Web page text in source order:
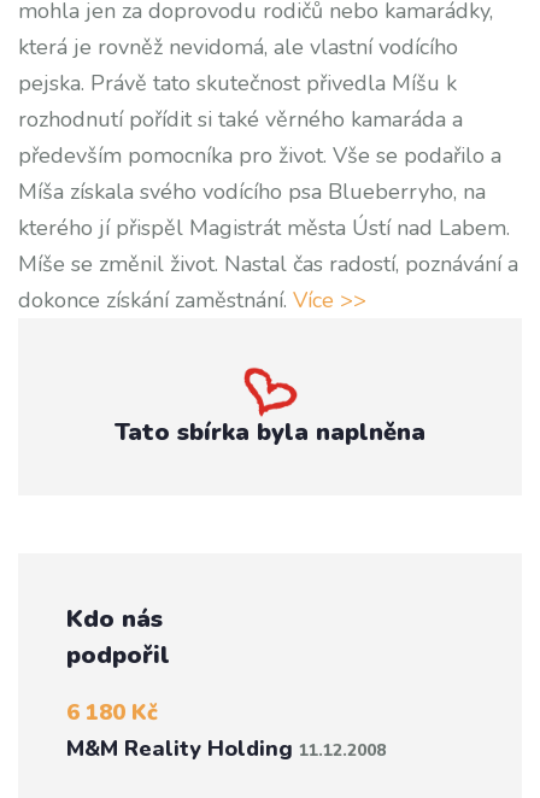
mohla jen za doprovodu rodičů nebo kamarádky,
která je rovněž nevidomá, ale vlastní vodícího
pejska. Právě tato skutečnost přivedla Míšu k
rozhodnutí pořídit si také věrného kamaráda a
především pomocníka pro život. Vše se podařilo a
Míša získala svého vodícího psa Blueberryho, na
kterého jí přispěl Magistrát města Ústí nad Labem.
Míše se změnil život. Nastal čas radostí, poznávání a
dokonce získání zaměstnání. Více >>
Tato sbírka byla naplněna
Kdo nás
podpořil
6 180 Kč
M&M Reality Holding 11.12.2008